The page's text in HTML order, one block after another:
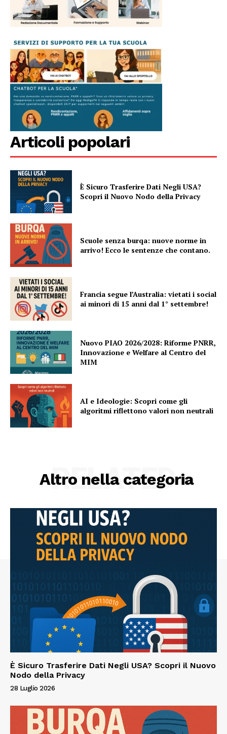
Articoli popolari
È Sicuro Trasferire Dati Negli USA?
Scopri il Nuovo Nodo della Privacy
Scuole senza burqa: nuove norme in
arrivo! Ecco le sentenze che contano.
Francia segue l’Australia: vietati i social
ai minori di 15 anni dal 1° settembre!
Nuovo PIAO 2026/2028: Riforme PNRR,
Innovazione e Welfare al Centro del
MIM
AI e Ideologie: Scopri come gli
algoritmi riflettono valori non neutrali
Altro nella categoria
RELATED
È Sicuro Trasferire Dati Negli USA? Scopri il Nuovo
Nodo della Privacy
28 Luglio 2026